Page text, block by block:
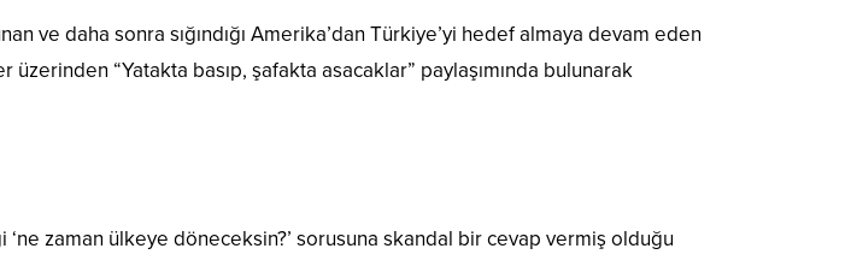
ve daha sonra sığındığı Amerika’dan Türkiye’yi hedef almaya devam eden
“Yatakta basıp, şafakta asacaklar” paylaşımında bulunarak
zaman ülkeye döneceksin?’ sorusuna skandal bir cevap vermiş olduğu